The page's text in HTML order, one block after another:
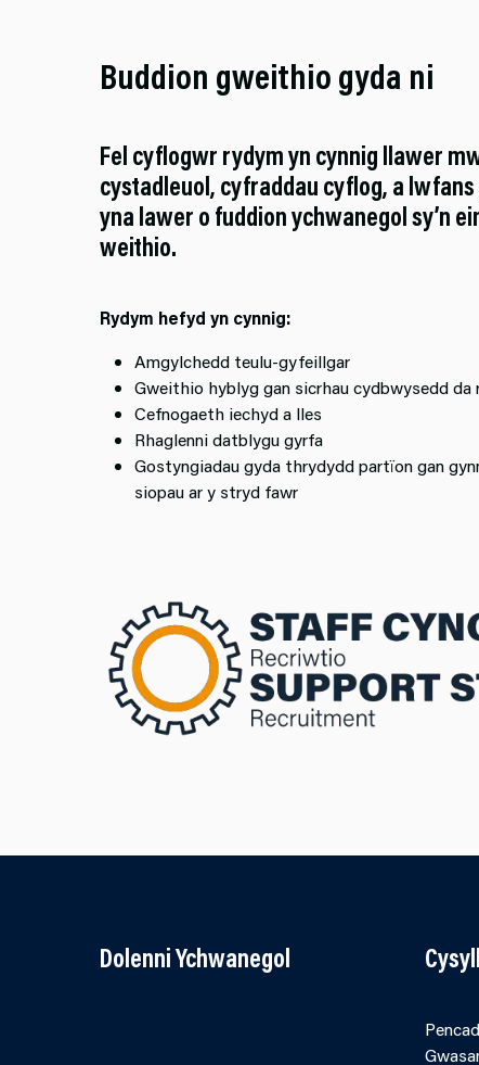
Buddion gweithio gyda ni
Fel cyflogwr rydym yn cynnig llawer
cystadleuol, cyfraddau cyflog, a
yna lawer o fuddion ychwanegol sy’n
weithio.​
Rydym hefyd yn cynnig:
Amgylchedd teulu-gyfeillgar
Gweithio hyblyg gan sicrhau cydbwysedd
Cefnogaeth iechyd a lles
Rhaglenni datblygu gyrfa
Gostyngiadau gyda thrydydd partïon gan
siopau ar y stryd fawr
Dolenni Ychwanegol